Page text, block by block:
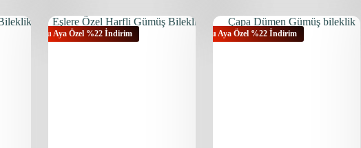
₺7.790,00.
₺8.490,00.
Bu Aya Özel %22 İndirim Bu Aya Özel %22 İndirim